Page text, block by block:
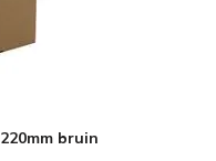
bruin